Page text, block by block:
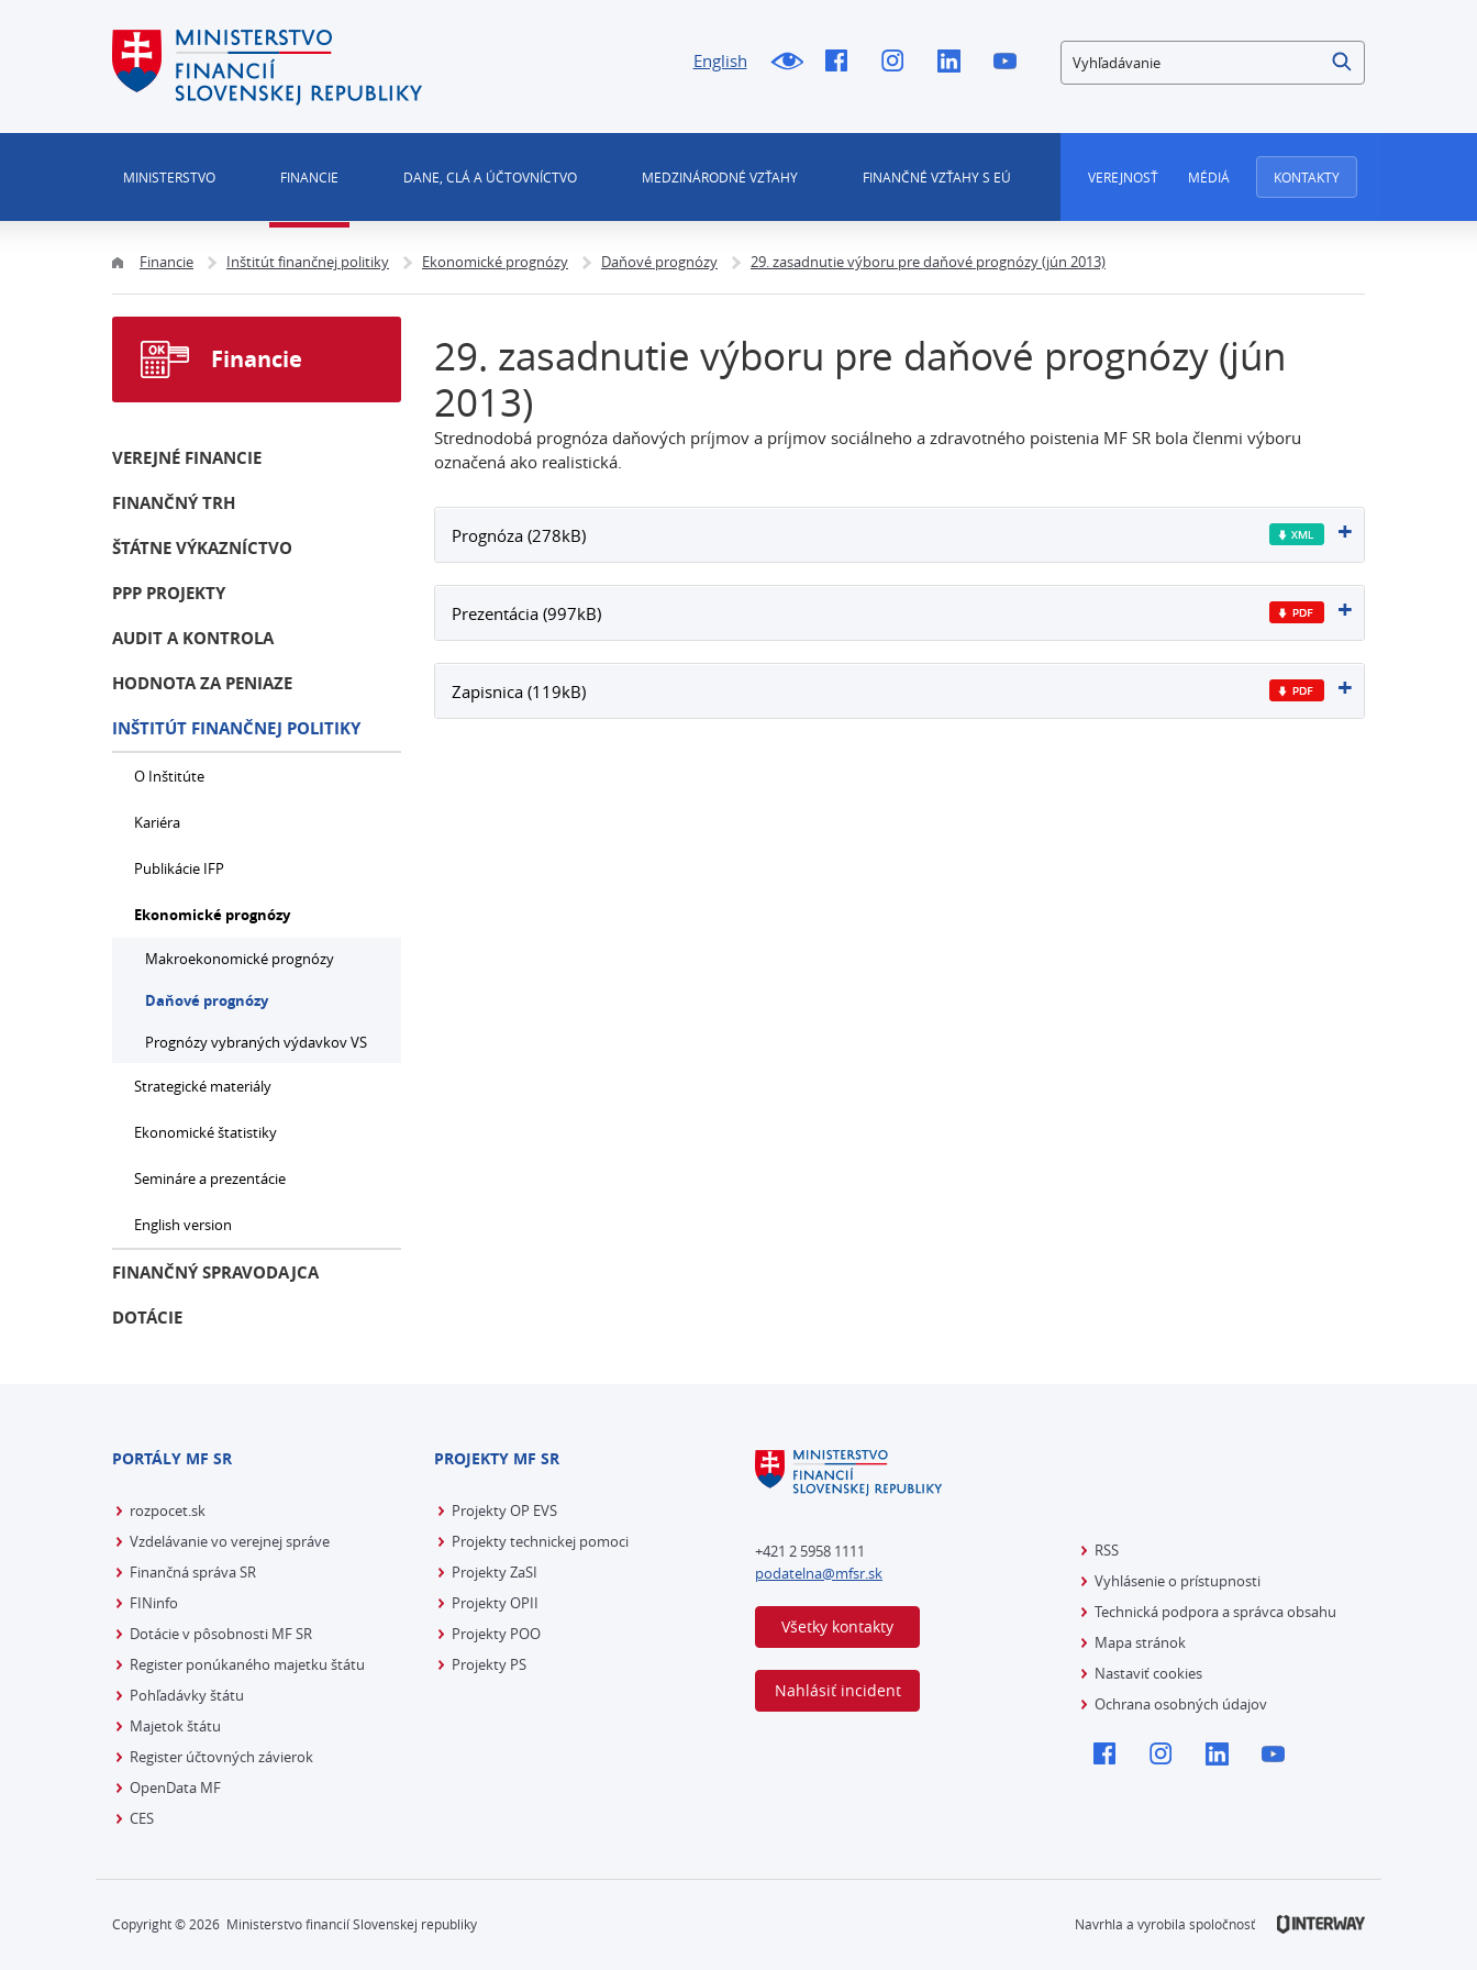
English Vyhľadávanie
MINISTERSTVO FINANCIE DANE, CLÁ A ÚČTOVNÍCTVO MEDZINÁRODNÉ VZŤAHY FINANČNÉ VZŤAHY S EÚ VEREJNOSŤ MÉDIÁ KONTAKTY
Financie Inštitút finančnej politiky Ekonomické prognózy Daňové prognózy 29. zasadnutie výboru pre daňové prognózy (jún 2013)
29. zasadnutie výboru pre daňové prognózy (jún
2013)
Strednodobá prognóza daňových príjmov a príjmov sociálneho a zdravotného poistenia MF SR bola členmi výboru
označená ako realistická.
Prognóza (278kB)
Prezentácia (997kB)
Zapisnica (119kB)
Financie
VEREJNÉ FINANCIE
FINANČNÝ TRH
ŠTÁTNE VÝKAZNÍCTVO
PPP PROJEKTY
AUDIT A KONTROLA
HODNOTA ZA PENIAZE
INŠTITÚT FINANČNEJ POLITIKY
O Inštitúte
Kariéra
Publikácie IFP
Ekonomické prognózy
Makroekonomické prognózy
Daňové prognózy
Prognózy vybraných výdavkov VS
Strategické materiály
Ekonomické štatistiky
Semináre a prezentácie
English version
FINANČNÝ SPRAVODAJCA
DOTÁCIE
PORTÁLY MF SR
rozpocet.sk
Vzdelávanie vo verejnej správe
Finančná správa SR
FINinfo
Dotácie v pôsobnosti MF SR
Register ponúkaného majetku štátu
Pohľadávky štátu
Majetok štátu
Register účtovných závierok
OpenData MF
CES
PROJEKTY MF SR
Projekty OP EVS
Projekty technickej pomoci
Projekty ZaSI
Projekty OPII
Projekty POO
Projekty PS
+421 2 5958 1111
podatelna@mfsr.sk
Všetky kontakty
Nahlásiť incident
RSS
Vyhlásenie o prístupnosti
Technická podpora a správca obsahu
Mapa stránok
Nastaviť cookies
Ochrana osobných údajov
Copyright © 2026 Ministerstvo financií Slovenskej republiky Navrhla a vyrobila spoločnosť